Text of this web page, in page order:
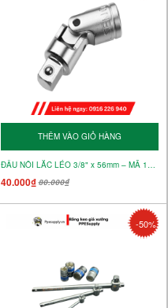
THÊM VÀO GIỎ HÀNG
ĐẦU NỐI LẮC LÉO 3/8" x 56mm – MÃ 15133
40.000₫80.000₫
-50%